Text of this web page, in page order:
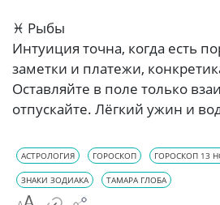
♓ Рыбы
Интуиция точна, когда есть
заметки и платежи,
Оставляйте в поле только
отпускайте. Лёгкий ужин и
АСТРОЛОГИЯ ГОРОСКОП ГОРОСКОП 13
ЗНАКИ ЗОДИАКА ТАМАРА ГЛОБА